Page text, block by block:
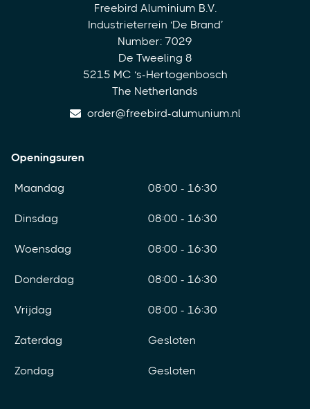
Freebird Aluminium B.V.
Industrieterrein ‘De Brand’
Number: 7029
De Tweeling 8
5215 MC ‘s-Hertogenbosch
The Netherlands
order@freebird-alumunium.nl
Openingsuren
Maandag 08:00 - 16:30
Dinsdag 08:00 - 16:30
Woensdag 08:00 - 16:30
Donderdag 08:00 - 16:30
Vrijdag 08:00 - 16:30
Zaterdag Gesloten
Zondag Gesloten